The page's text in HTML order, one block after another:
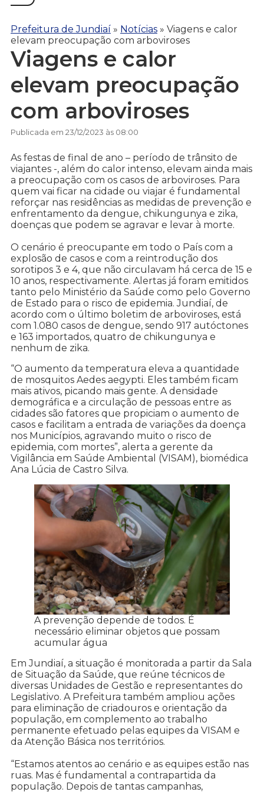
Prefeitura de Jundiaí » Notícias » Viagens e calor
elevam preocupação com arboviroses
Viagens e calor
elevam preocupação
com arboviroses
Publicada em 23/12/2023 às 08:00
As festas de final de ano – período de trânsito de
viajantes -, além do calor intenso, elevam ainda mais
a preocupação com os casos de arboviroses. Para
quem vai ficar na cidade ou viajar é fundamental
reforçar nas residências as medidas de prevenção e
enfrentamento da dengue, chikungunya e zika,
doenças que podem se agravar e levar à morte.
O cenário é preocupante em todo o País com a
explosão de casos e com a reintrodução dos
sorotipos 3 e 4, que não circulavam há cerca de 15 e
10 anos, respectivamente. Alertas já foram emitidos
tanto pelo Ministério da Saúde como pelo Governo
de Estado para o risco de epidemia. Jundiaí, de
acordo com o último boletim de arboviroses, está
com 1.080 casos de dengue, sendo 917 autóctones
e 163 importados, quatro de chikungunya e
nenhum de zika.
“O aumento da temperatura eleva a quantidade
de mosquitos Aedes aegypti. Eles também ficam
mais ativos, picando mais gente. A densidade
demográfica e a circulação de pessoas entre as
cidades são fatores que propiciam o aumento de
casos e facilitam a entrada de variações da doença
nos Municípios, agravando muito o risco de
epidemia, com mortes”, alerta a gerente da
Vigilância em Saúde Ambiental (VISAM), biomédica
Ana Lúcia de Castro Silva.
A prevenção depende de todos. É
necessário eliminar objetos que possam
acumular água
Em Jundiaí, a situação é monitorada a partir da Sala
de Situação da Saúde, que reúne técnicos de
diversas Unidades de Gestão e representantes do
Legislativo. A Prefeitura também ampliou ações
para eliminação de criadouros e orientação da
população, em complemento ao trabalho
permanente efetuado pelas equipes da VISAM e
da Atenção Básica nos territórios.
“Estamos atentos ao cenário e as equipes estão nas
ruas. Mas é fundamental a contrapartida da
população. Depois de tantas campanhas,